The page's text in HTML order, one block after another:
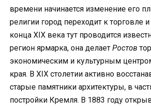
времени начинается изменение его
религии город переходит к торговле
конца XIX века тут проводится
регион ярмарка, она делает Ростов
экономическим и культурным
края. В XIX столетии активно
старые памятники архитектуры, в
постройки Кремля. В 1883 году